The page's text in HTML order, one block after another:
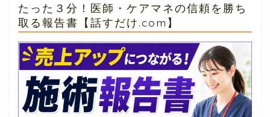
たった３分！医師・ケアマネの信頼を勝ち
取る報告書【話すだけ.com】